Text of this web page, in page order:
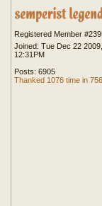
Registered Member
Joined: Tue Dec 22 2009,
12:31PM
Posts: 6905
Thanked 1076 time in